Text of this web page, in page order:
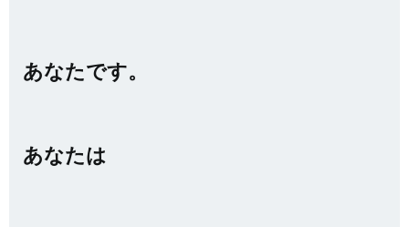
あなたです。
あなたは